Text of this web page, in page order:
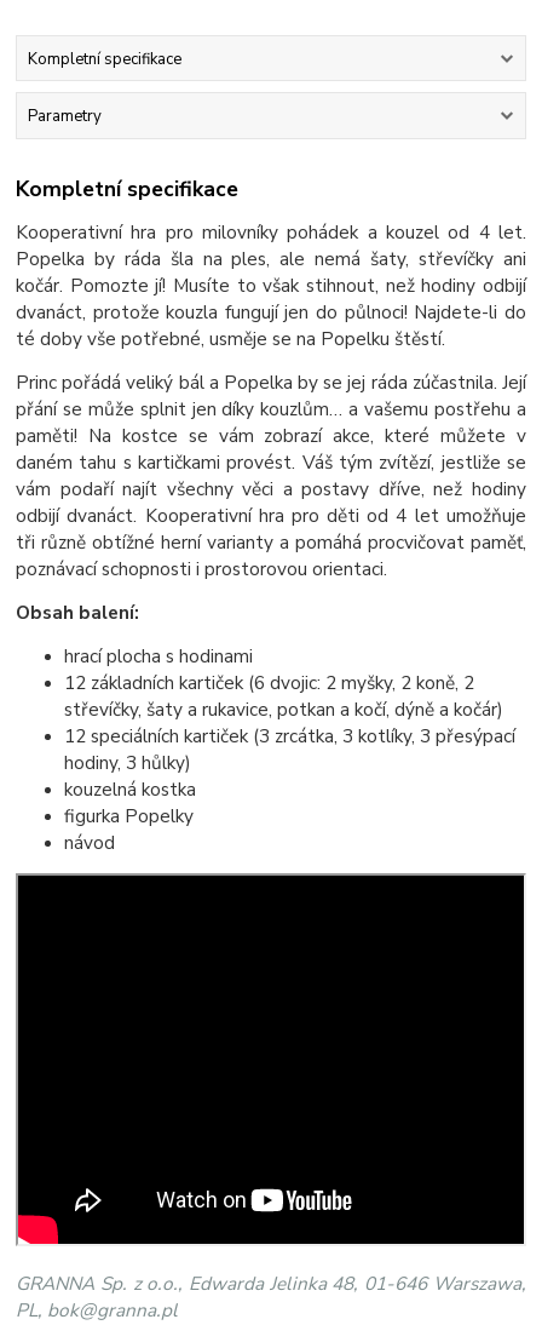
Kompletní specifikace
Parametry
Kompletní specifikace
Kooperativní hra pro milovníky pohádek a kouzel od 4 let.
Popelka by ráda šla na ples, ale nemá šaty, střevíčky ani
kočár. Pomozte jí! Musíte to však stihnout, než hodiny odbijí
dvanáct, protože kouzla fungují jen do půlnoci! Najdete-li do
té doby vše potřebné, usměje se na Popelku štěstí.
Princ pořádá veliký bál a Popelka by se jej ráda zúčastnila. Její
přání se může splnit jen díky kouzlům… a vašemu postřehu a
paměti! Na kostce se vám zobrazí akce, které můžete v
daném tahu s kartičkami provést. Váš tým zvítězí, jestliže se
vám podaří najít všechny věci a postavy dříve, než hodiny
odbijí dvanáct. Kooperativní hra pro děti od 4 let umožňuje
tři různě obtížné herní varianty a pomáhá procvičovat paměť,
poznávací schopnosti i prostorovou orientaci.
Obsah balení:
hrací plocha s hodinami
12 základních kartiček (6 dvojic: 2 myšky, 2 koně, 2
střevíčky, šaty a rukavice, potkan a kočí, dýně a kočár)
12 speciálních kartiček (3 zrcátka, 3 kotlíky, 3 přesýpací
hodiny, 3 hůlky)
kouzelná kostka
figurka Popelky
návod
GRANNA Sp. z o.o., Edwarda Jelinka 48, 01-646 Warszawa,
PL, bok@granna.pl